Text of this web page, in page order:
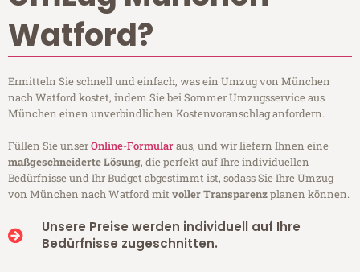
Watford?
Ermitteln Sie schnell und einfach, was ein Umzug von München
nach Watford kostet, indem Sie bei Sommer Umzugsservice aus
München einen unverbindlichen Kostenvoranschlag anfordern.
Füllen Sie unserOnline-Formularaus, und wir liefern Ihnen eine
maßgeschneiderte Lösung, die perfekt auf Ihre individuellen
Bedürfnisse und Ihr Budget abgestimmt ist, sodass Sie Ihre Umzug
von München nach Watford mitvoller Transparenzplanen können.
Unsere Preise werden individuell auf Ihre
Bedürfnisse zugeschnitten.